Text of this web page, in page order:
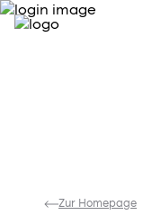
Zur Homepage